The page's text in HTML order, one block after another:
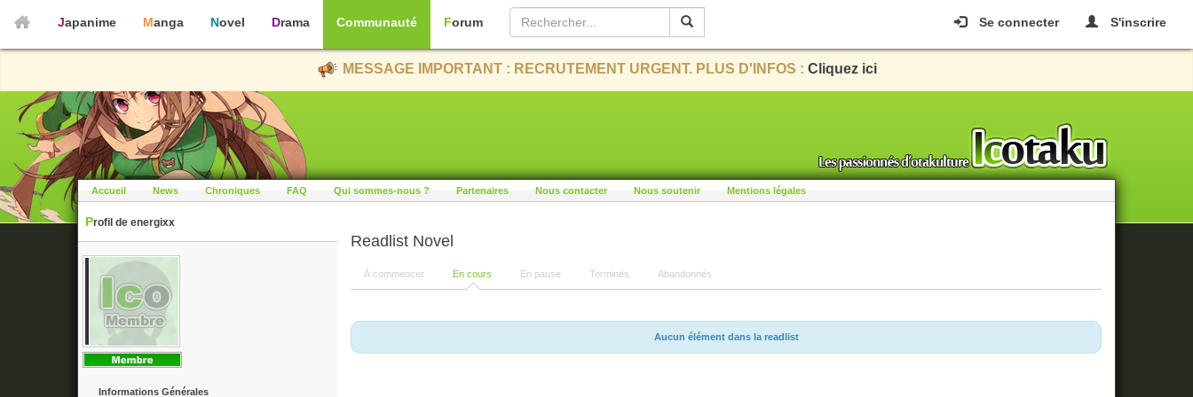
Se connecter S'inscrire
Japanime Manga Novel Drama Communauté Forum
MESSAGE IMPORTANT : RECRUTEMENT URGENT. PLUS D'INFOS : Cliquez ici
Accueil News Chroniques FAQ Qui sommes-nous ? Partenaires Nous contacter Nous soutenir Mentions légales
Profil de energixx
Informations Générales
Readlist Novel
À commencer En cours En pause Terminés Abandonnés
Aucun élément dans la readlist